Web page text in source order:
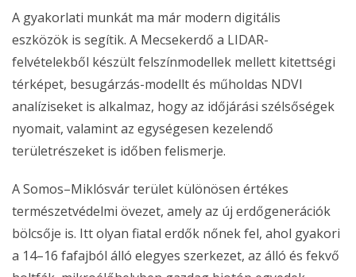
A gyakorlati munkát ma már modern digitális
eszközök is segítik. A Mecsekerdő a LIDAR-
felvételekből készült felszínmodellek mellett kitettségi
térképet, besugárzás-modellt és műholdas NDVI
analíziseket is alkalmaz, hogy az időjárási szélsőségek
nyomait, valamint az egységesen kezelendő
területrészeket is időben felismerje.
A Somos–Miklósvár terület különösen értékes
természetvédelmi övezet, amely az új erdőgenerációk
bölcsője is. Itt olyan fiatal erdők nőnek fel, ahol gyakori
a 14–16 fafajból álló elegyes szerkezet, az álló és fekvő